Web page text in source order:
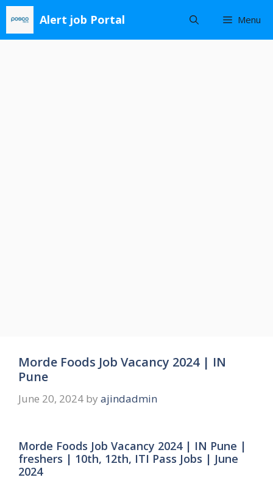
Skip
content
Alert job Portal Menu
Morde Foods Job Vacancy 2024 | IN
Pune
June 20, 2024 by ajindadmin
Morde Foods Job Vacancy 2024 | IN Pune |
freshers | 10th, 12th, ITI Pass Jobs | June
2024